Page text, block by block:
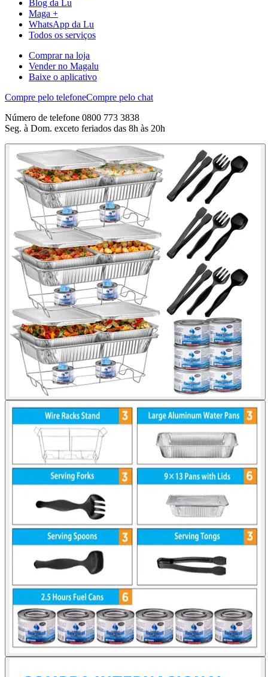
Blog da Lu
Maga +
WhatsApp da Lu
Todos os serviços
Comprar na loja
Vender no Magalu
Baixe o aplicativo
Compre pelo telefoneCompre pelo chat
Número de telefone 0800 773 3838
Seg. à Dom. exceto feriados das 8h às 20h